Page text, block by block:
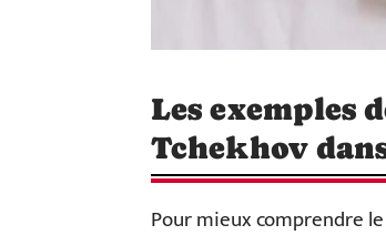
Les exemples
Tchekhov
Pour mieux comprendre